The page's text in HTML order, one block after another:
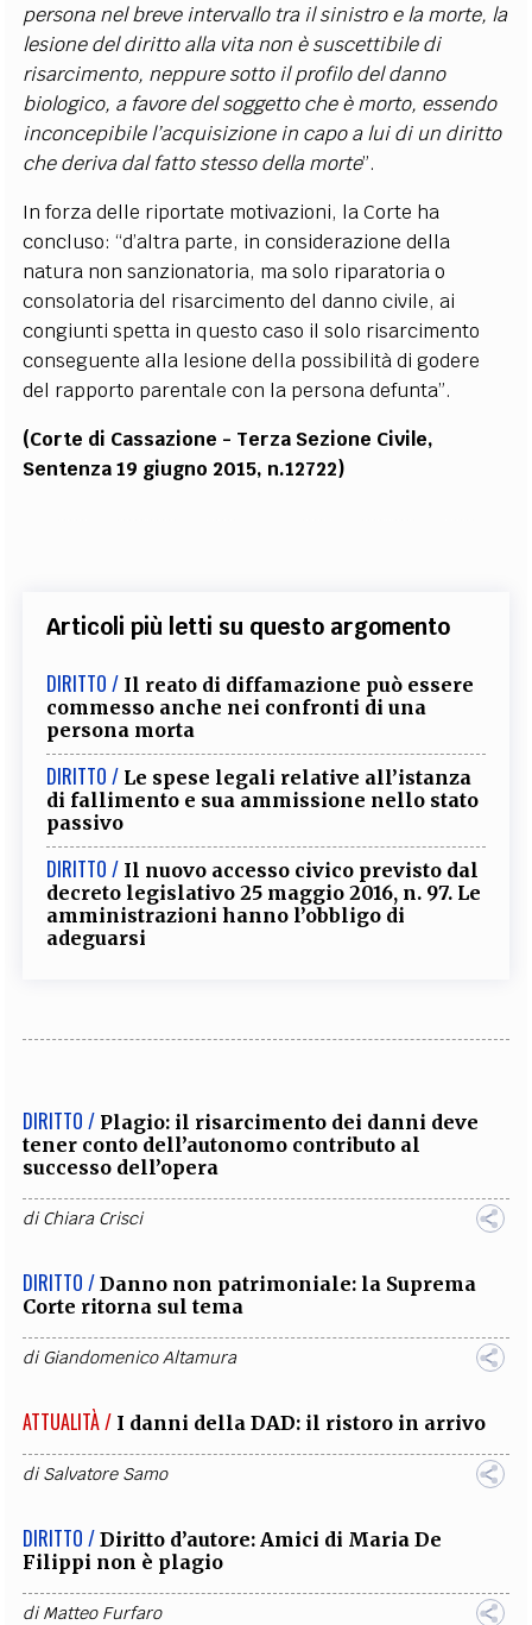
persona nel breve intervallo tra il sinistro e la morte, la
lesione del diritto alla vita non è suscettibile di
risarcimento, neppure sotto il profilo del danno
biologico, a favore del soggetto che è morto, essendo
inconcepibile l’acquisizione in capo a lui di un diritto
che deriva dal fatto stesso della morte”.
In forza delle riportate motivazioni, la Corte ha
concluso: “d’altra parte, in considerazione della
natura non sanzionatoria, ma solo riparatoria o
consolatoria del risarcimento del danno civile, ai
congiunti spetta in questo caso il solo risarcimento
conseguente alla lesione della possibilità di godere
del rapporto parentale con la persona defunta”.
(Corte di Cassazione - Terza Sezione Civile,
Sentenza 19 giugno 2015, n.12722)
Articoli più letti su questo argomento
DIRITTO / Il reato di diffamazione può essere
commesso anche nei confronti di una
persona morta
DIRITTO / Le spese legali relative all’istanza
di fallimento e sua ammissione nello stato
passivo
DIRITTO / Il nuovo accesso civico previsto dal
decreto legislativo 25 maggio 2016, n. 97. Le
amministrazioni hanno l’obbligo di
adeguarsi
DIRITTO / Plagio: il risarcimento dei danni deve
tener conto dell’autonomo contributo al
successo dell’opera
diChiara Crisci
DIRITTO / Danno non patrimoniale: la Suprema
Corte ritorna sul tema
diGiandomenico Altamura
ATTUALITÀ / I danni della DAD: il ristoro in arrivo
diSalvatore Samo
DIRITTO / Diritto d’autore: Amici di Maria De
Filippi non è plagio
diMatteo Furfaro